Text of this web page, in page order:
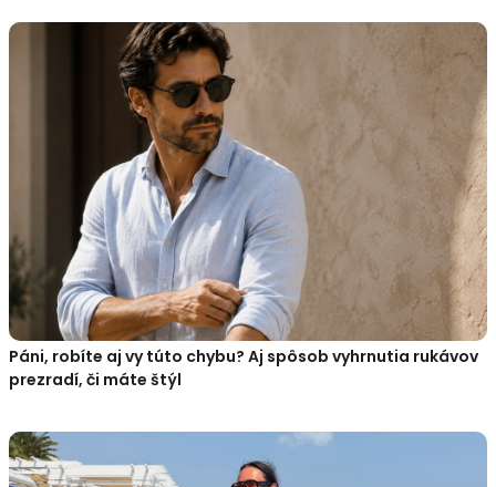
Páni, robíte aj vy túto chybu? Aj spôsob vyhrnutia rukávov
prezradí, či máte štýl